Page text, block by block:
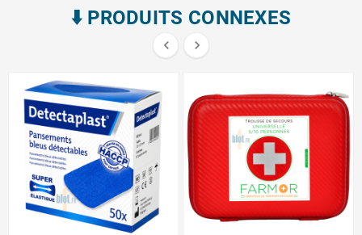
⬇️​ PRODUITS CONNEXES
 